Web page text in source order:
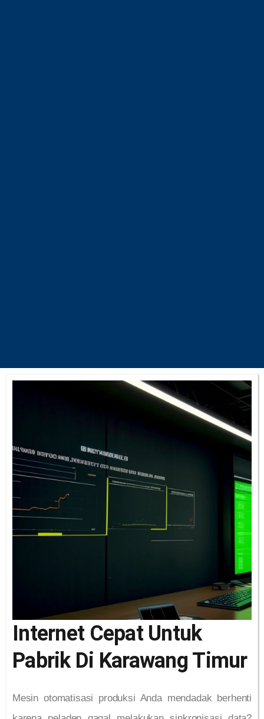
Internet Cepat Untuk
Pabrik Di Karawang Timur
Mesin otomatisasi produksi Anda mendadak berhenti